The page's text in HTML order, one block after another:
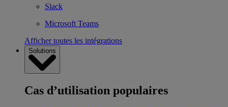
Slack
Microsoft Teams
Afficher toutes les intégrations
Solutions
Cas d’utilisation populaires